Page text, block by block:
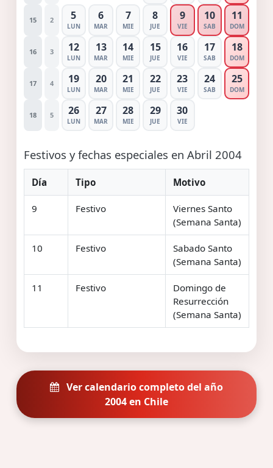
15 2 5
LUN
6
MAR
7
MIE
8
JUE
9
VIE
10
SAB
11
DOM
16 3 12
LUN
13
MAR
14
MIE
15
JUE
16
VIE
17
SAB
18
DOM
17 4 19
LUN
20
MAR
21
MIE
22
JUE
23
VIE
24
SAB
25
DOM
18 5 26
LUN
27
MAR
28
MIE
29
JUE
30
VIE
Festivos y fechas especiales en Abril 2004
Día Tipo Motivo
9 Festivo
Viernes Santo
(Semana Santa)
10 Festivo
Sabado Santo
(Semana Santa)
11 Festivo
Domingo de
Resurrección
(Semana Santa)
Ver calendario completo del año
2004 en Chile